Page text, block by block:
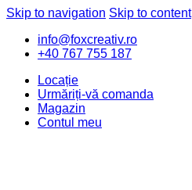
Skip to navigation Skip to content
info@foxcreativ.ro
+40 767 755 187
Locație
Urmăriți-vă comanda
Magazin
Contul meu